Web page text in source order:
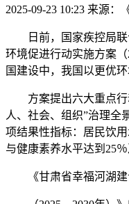
2025-09-23 10:23 来源：
日前，国家疾控局联
环境促进行动实施方案
国建设中，我国以更优
方案提出六大重点行
人、社会、组织”治理全
项结果性指标：居民饮
与健康素养水平达到25％
《甘肃省幸福河湖建